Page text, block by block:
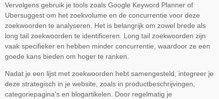
Vervolgens gebruik je tools zoals Google Keyword Planner of
Ubersuggest om het zoekvolume en de concurrentie voor deze
zoekwoorden te analyseren. Het is belangrijk om zowel brede als
long tail zoekwoorden te identificeren. Long tail zoekwoorden zijn
vaak specifieker en hebben minder concurrentie, waardoor ze een
goede kans bieden om hoger te ranken.
Nadat je een lijst met zoekwoorden hebt samengesteld, integreer je
deze strategisch in je website, zoals in productbeschrijvingen,
categoriepagina’s en blogartikelen. Door regelmatig je